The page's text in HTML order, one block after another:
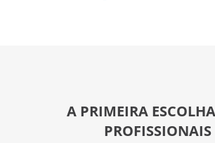
A PRIMEIRA
PROFISSIONAIS